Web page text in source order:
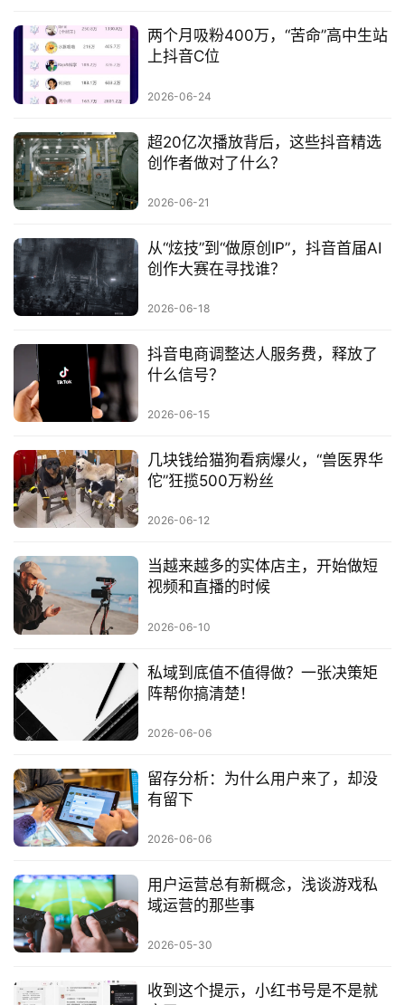
两个月吸粉400万，“苦命”高中生站
上抖音C位
2026-06-24
超20亿次播放背后，这些抖音精选
创作者做对了什么？
2026-06-21
从“炫技”到“做原创IP”，抖音首届AI
创作大赛在寻找谁？
2026-06-18
抖音电商调整达人服务费，释放了
什么信号？
2026-06-15
几块钱给猫狗看病爆火，“兽医界华
佗”狂揽500万粉丝
2026-06-12
当越来越多的实体店主，开始做短
视频和直播的时候
2026-06-10
私域到底值不值得做？一张决策矩
阵帮你搞清楚！
2026-06-06
留存分析：为什么用户来了，却没
有留下
2026-06-06
用户运营总有新概念，浅谈游戏私
域运营的那些事
2026-05-30
收到这个提示，小红书号是不是就